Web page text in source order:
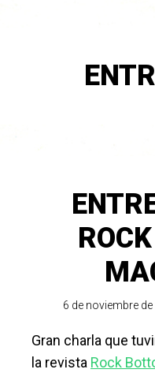
6 de noviembre de
Gran charla que
la revista Rock